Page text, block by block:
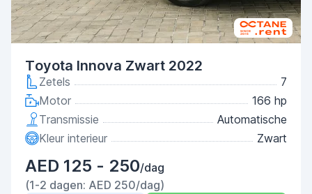
Toyota Innova Zwart 2022
Zetels
7
Motor
166 hp
Transmissie
Automatische
Kleur interieur
Zwart
AED 125 - 250/dag
(1-2 dagen: AED 250/dag)